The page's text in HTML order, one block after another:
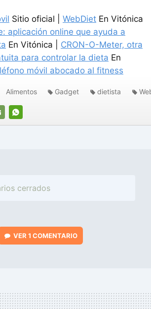
Sitio oficial | WebDiet En Vitónica
aplicación online que ayuda a
En Vitónica | CRON-O-Meter, otra
para controlar la dieta En
móvil abocado al fitness
WHATSAPP
Alimentos Gadget dietista
cerrados
VER 1 COMENTARIO